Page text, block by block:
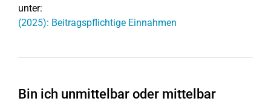
unter:
(2025): Beitragspflichtige Einnahmen
Bin ich unmittelbar oder mittelbar